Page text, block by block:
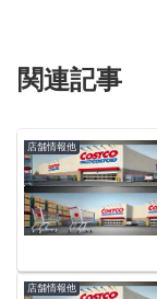
関連記事
店舗情報他
店舗情報他